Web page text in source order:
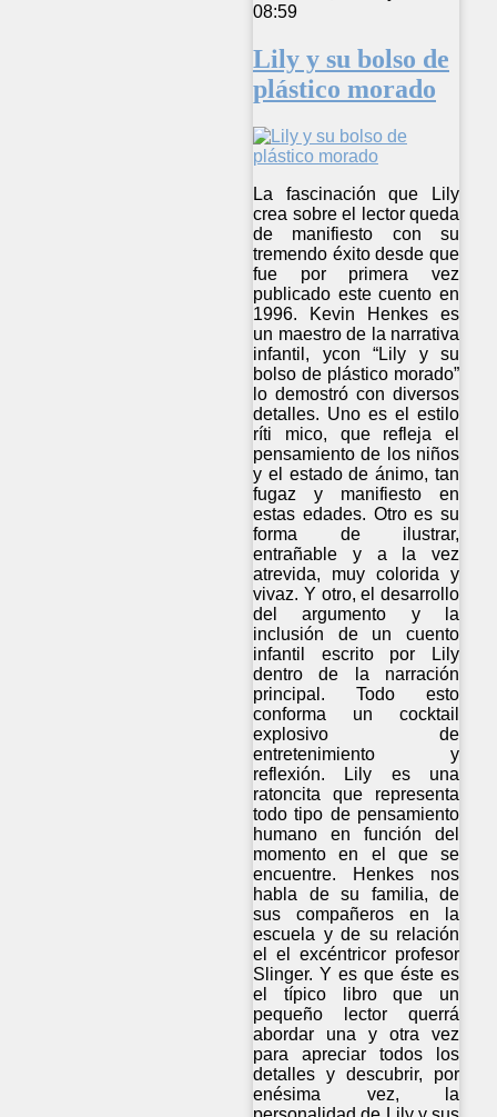
08:59
Lily y su bolso de
plástico morado
La fascinación que Lily
crea sobre el lector queda
de manifiesto con su
tremendo éxito desde que
fue por primera vez
publicado este cuento en
1996. Kevin Henkes es
un maestro de la narrativa
infantil, ycon “Lily y su
bolso de plástico morado”
lo demostró con diversos
detalles. Uno es el estilo
ríti mico, que refleja el
pensamiento de los niños
y el estado de ánimo, tan
fugaz y manifiesto en
estas edades. Otro es su
forma de ilustrar,
entrañable y a la vez
atrevida, muy colorida y
vivaz. Y otro, el desarrollo
del argumento y la
inclusión de un cuento
infantil escrito por Lily
dentro de la narración
principal. Todo esto
conforma un cocktail
explosivo de
entretenimiento y
reflexión. Lily es una
ratoncita que representa
todo tipo de pensamiento
humano en función del
momento en el que se
encuentre. Henkes nos
habla de su familia, de
sus compañeros en la
escuela y de su relación
el el excéntricor profesor
Slinger. Y es que éste es
el típico libro que un
pequeño lector querrá
abordar una y otra vez
para apreciar todos los
detalles y descubrir, por
enésima vez, la